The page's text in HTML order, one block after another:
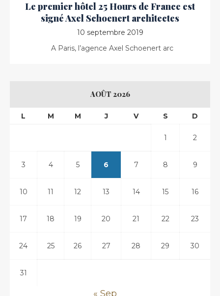
Le premier hôtel 25 Hours de France est
signé Axel Schoenert architectes
10 septembre 2019
A Paris, l’agence Axel Schoenert arc
AOÛT 2026
L M M J V S D
1 2
3 4 5 6 7 8 9
10 11 12 13 14 15 16
17 18 19 20 21 22 23
24 25 26 27 28 29 30
31
« Sep